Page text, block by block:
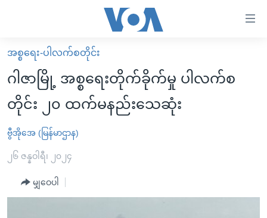
လွယ်ကူ
စေ
သည့်
Link
များ
ပင်မ
မူလစာမျက်နှာ
မြန်မာ
ကမ္ဘာ့သတင်းများ
နိုင်ငံတကာ
အမေရိကန်
အစ္စရေး-ပါလက်စတိုင်း
ဗွီဒီယို
သတင်းလွတ်လပ်ခွင့်
အင်္ဂလိပ်စာလေ့လာမယ်
အစ္စရေး-ပါလက်စတိုင်း
ဂါဇာမြို့ အစ္စရေးတိုက်ခိုက်မှု ပါလက်စ
တိုင်း ၂၀ ထက်မနည်းသေဆုံး
ဗွီအိုအေ (မြန်မာဌာန)
၂၆ ဇန္နဝါရီ၊ ၂၀၂၄
မျှဝေပါ